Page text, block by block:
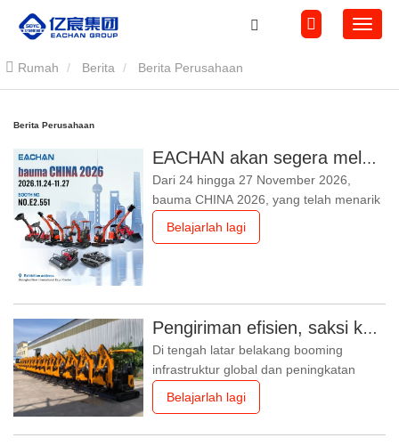
Rumah Berita Berita Perusahaan
Berita Perusahaan
EACHAN akan segera melakukan debut di bauma CHINA 2026, membawa pencapaian inovatif dalam mesin konstruksi kecil ke Shanghai
Dari 24 hingga 27 November 2026,
bauma CHINA 2026, yang telah menarik
perhatian dunia di industri mesin
konstruksi, akan digelar secara megah di
akan
Belajarlah lagi
Pengiriman efisien, saksi kualitas: 14 ekskavator mini 1,8 ton telah berhasil dikirim!
Di tengah latar belakang booming
infrastruktur global dan peningkatan
permintaan yang terus-menerus untuk
proyek skala kecil, mesin konstruksi yang
Belajarlah lagi